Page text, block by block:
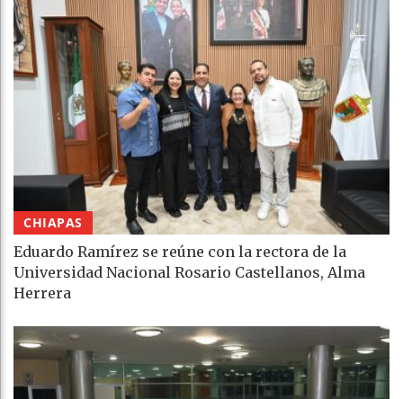
CHIAPAS
Eduardo Ramírez se reúne con la rectora de la
Universidad Nacional Rosario Castellanos, Alma
Herrera